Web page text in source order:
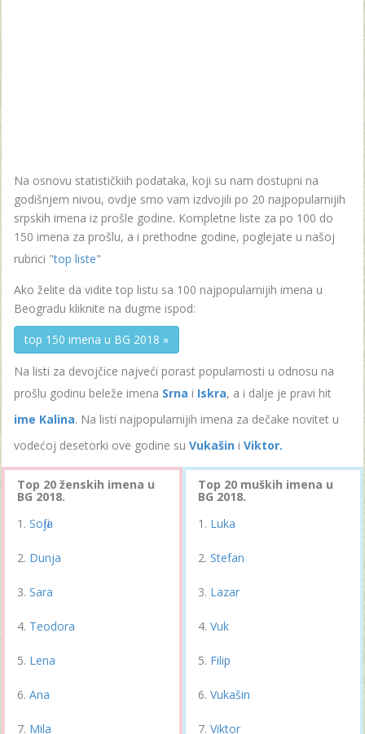
Na osnovu statističkiih podataka, koji su nam dostupni na
godišnjem nivou, ovdje smo vam izdvojili po 20 najpopularnijih
srpskih imena iz prošle godine. Kompletne liste za po 100 do
150 imena za prošlu, a i prethodne godine, poglejate u našoj
rubrici "top liste"
Ako želite da vidite top listu sa 100 najpopularnijih imena u
Beogradu kliknite na dugme ispod:
top 150 imena u BG 2018 »
Na listi za devojčice najveći porast popularnosti u odnosu na
prošlu godinu beleže imena Srna i Iskra, a i dalje je pravi hit
ime Kalina. Na listi najpopularnijih imena za dečake novitet u
vodećoj desetorki ove godine su Vukašin i Viktor.
Top 20 ženskih imena u
BG 2018.
Sofija
Dunja
Sara
Teodora
Lena
Ana
Mila
Top 20 muških imena u
BG 2018.
Luka
Stefan
Lazar
Vuk
Filip
Vukašin
Viktor